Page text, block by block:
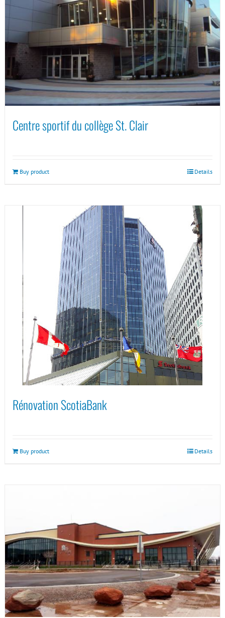
Centre sportif du collège St. Clair
Buy product Details
Rénovation ScotiaBank
Buy product Details